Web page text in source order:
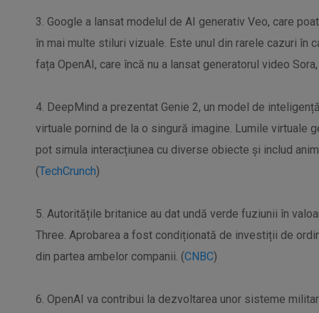
3. Google a lansat modelul de AI generativ Veo, care
în mai multe stiluri vizuale. Este unul din rarele cazuri în
fața OpenAI, care încă nu a lansat generatorul video
4. DeepMind a prezentat Genie 2, un model de
virtuale pornind de la o singură imagine. Lumile virtuale
pot simula interacțiunea cu diverse obiecte și includ
(TechCrunch)
5. Autoritățile britanice au dat undă verde fuziunii în
Three. Aprobarea a fost condiționată de investiții de
din partea ambelor companii. (CNBC)
6. OpenAI va contribui la dezvoltarea unor sisteme